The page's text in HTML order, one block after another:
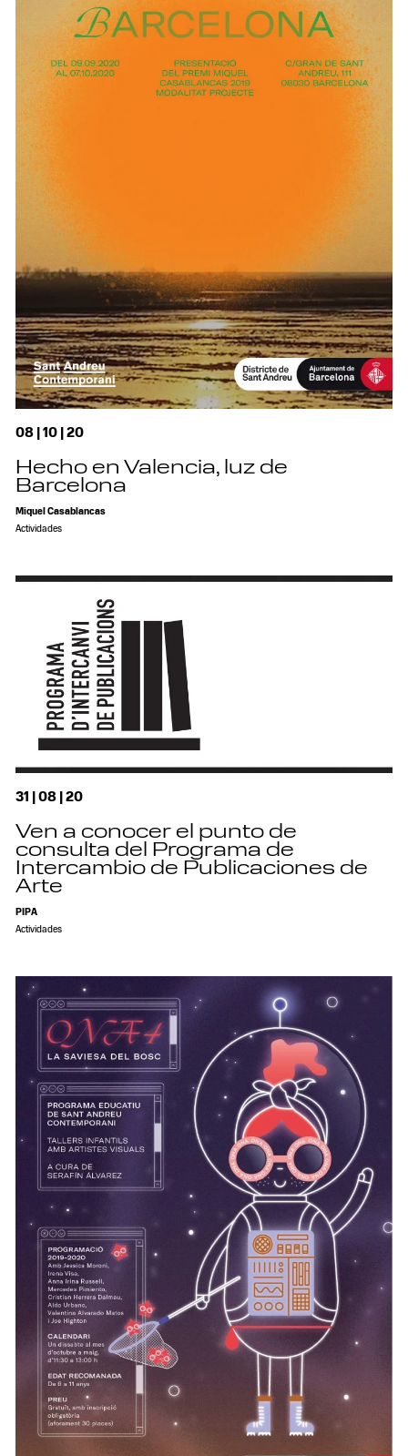
08 | 10 | 20
Hecho en Valencia, luz de
Barcelona
Miquel Casablancas
Actividades
31 | 08 | 20
Ven a conocer el punto de
consulta del Programa de
Intercambio de Publicaciones de
Arte
PIPA
Actividades